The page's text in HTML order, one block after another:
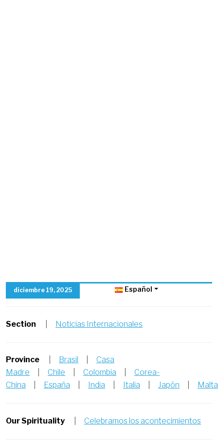
diciembre 19, 2025 Español
Section Noticias Internacionales
Province Brasil
Casa
Madre
Chile Colombia
Corea-
China
España India Italia Japón Malta
Our Spirituality Celebramos los acontecimientos